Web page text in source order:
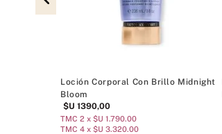
Loción Corporal Con Brillo Midnight
Bloom
$U 1390,00
TMC 2 x $U 1.790.00
TMC 4 x $U 3.320.00